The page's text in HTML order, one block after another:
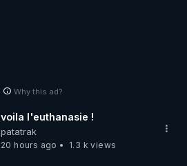
Why this ad?
voila l'euthanasie !
patatrak
20 hours ago
1.3 k views